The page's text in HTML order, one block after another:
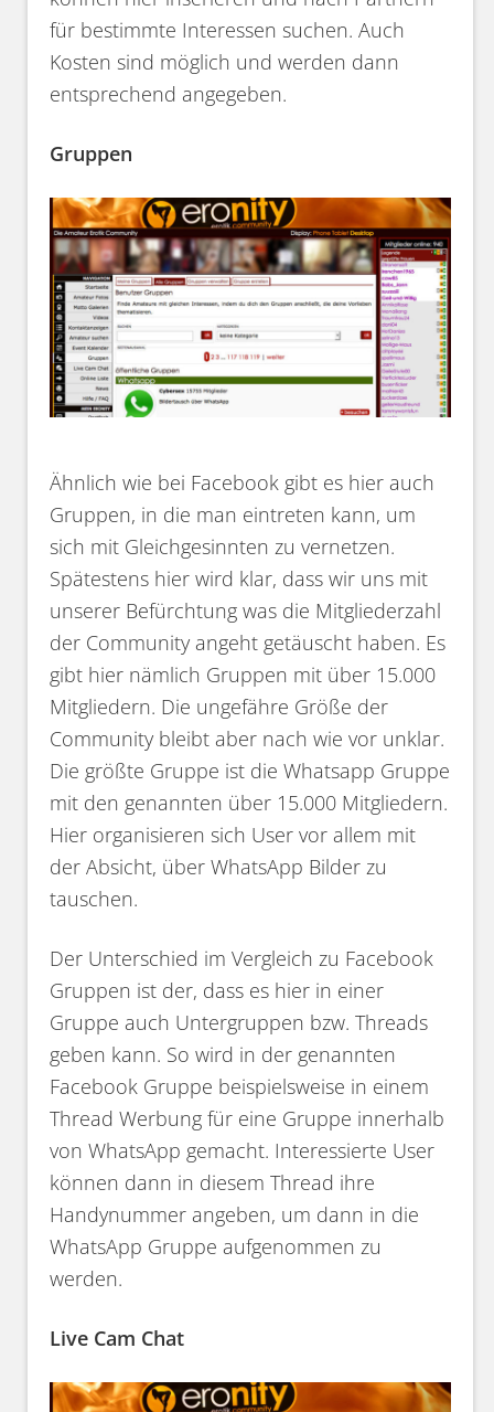
für bestimmte Interessen suchen. Auch
Kosten sind möglich und werden dann
entsprechend angegeben.
Gruppen
Ähnlich wie bei Facebook gibt es hier auch
Gruppen, in die man eintreten kann, um
sich mit Gleichgesinnten zu vernetzen.
Spätestens hier wird klar, dass wir uns mit
unserer Befürchtung was die Mitgliederzahl
der Community angeht getäuscht haben. Es
gibt hier nämlich Gruppen mit über 15.000
Mitgliedern. Die ungefähre Größe der
Community bleibt aber nach wie vor unklar.
Die größte Gruppe ist die Whatsapp Gruppe
mit den genannten über 15.000 Mitgliedern.
Hier organisieren sich User vor allem mit
der Absicht, über WhatsApp Bilder zu
tauschen.
Der Unterschied im Vergleich zu Facebook
Gruppen ist der, dass es hier in einer
Gruppe auch Untergruppen bzw. Threads
geben kann. So wird in der genannten
Facebook Gruppe beispielsweise in einem
Thread Werbung für eine Gruppe innerhalb
von WhatsApp gemacht. Interessierte User
können dann in diesem Thread ihre
Handynummer angeben, um dann in die
WhatsApp Gruppe aufgenommen zu
werden.
Live Cam Chat